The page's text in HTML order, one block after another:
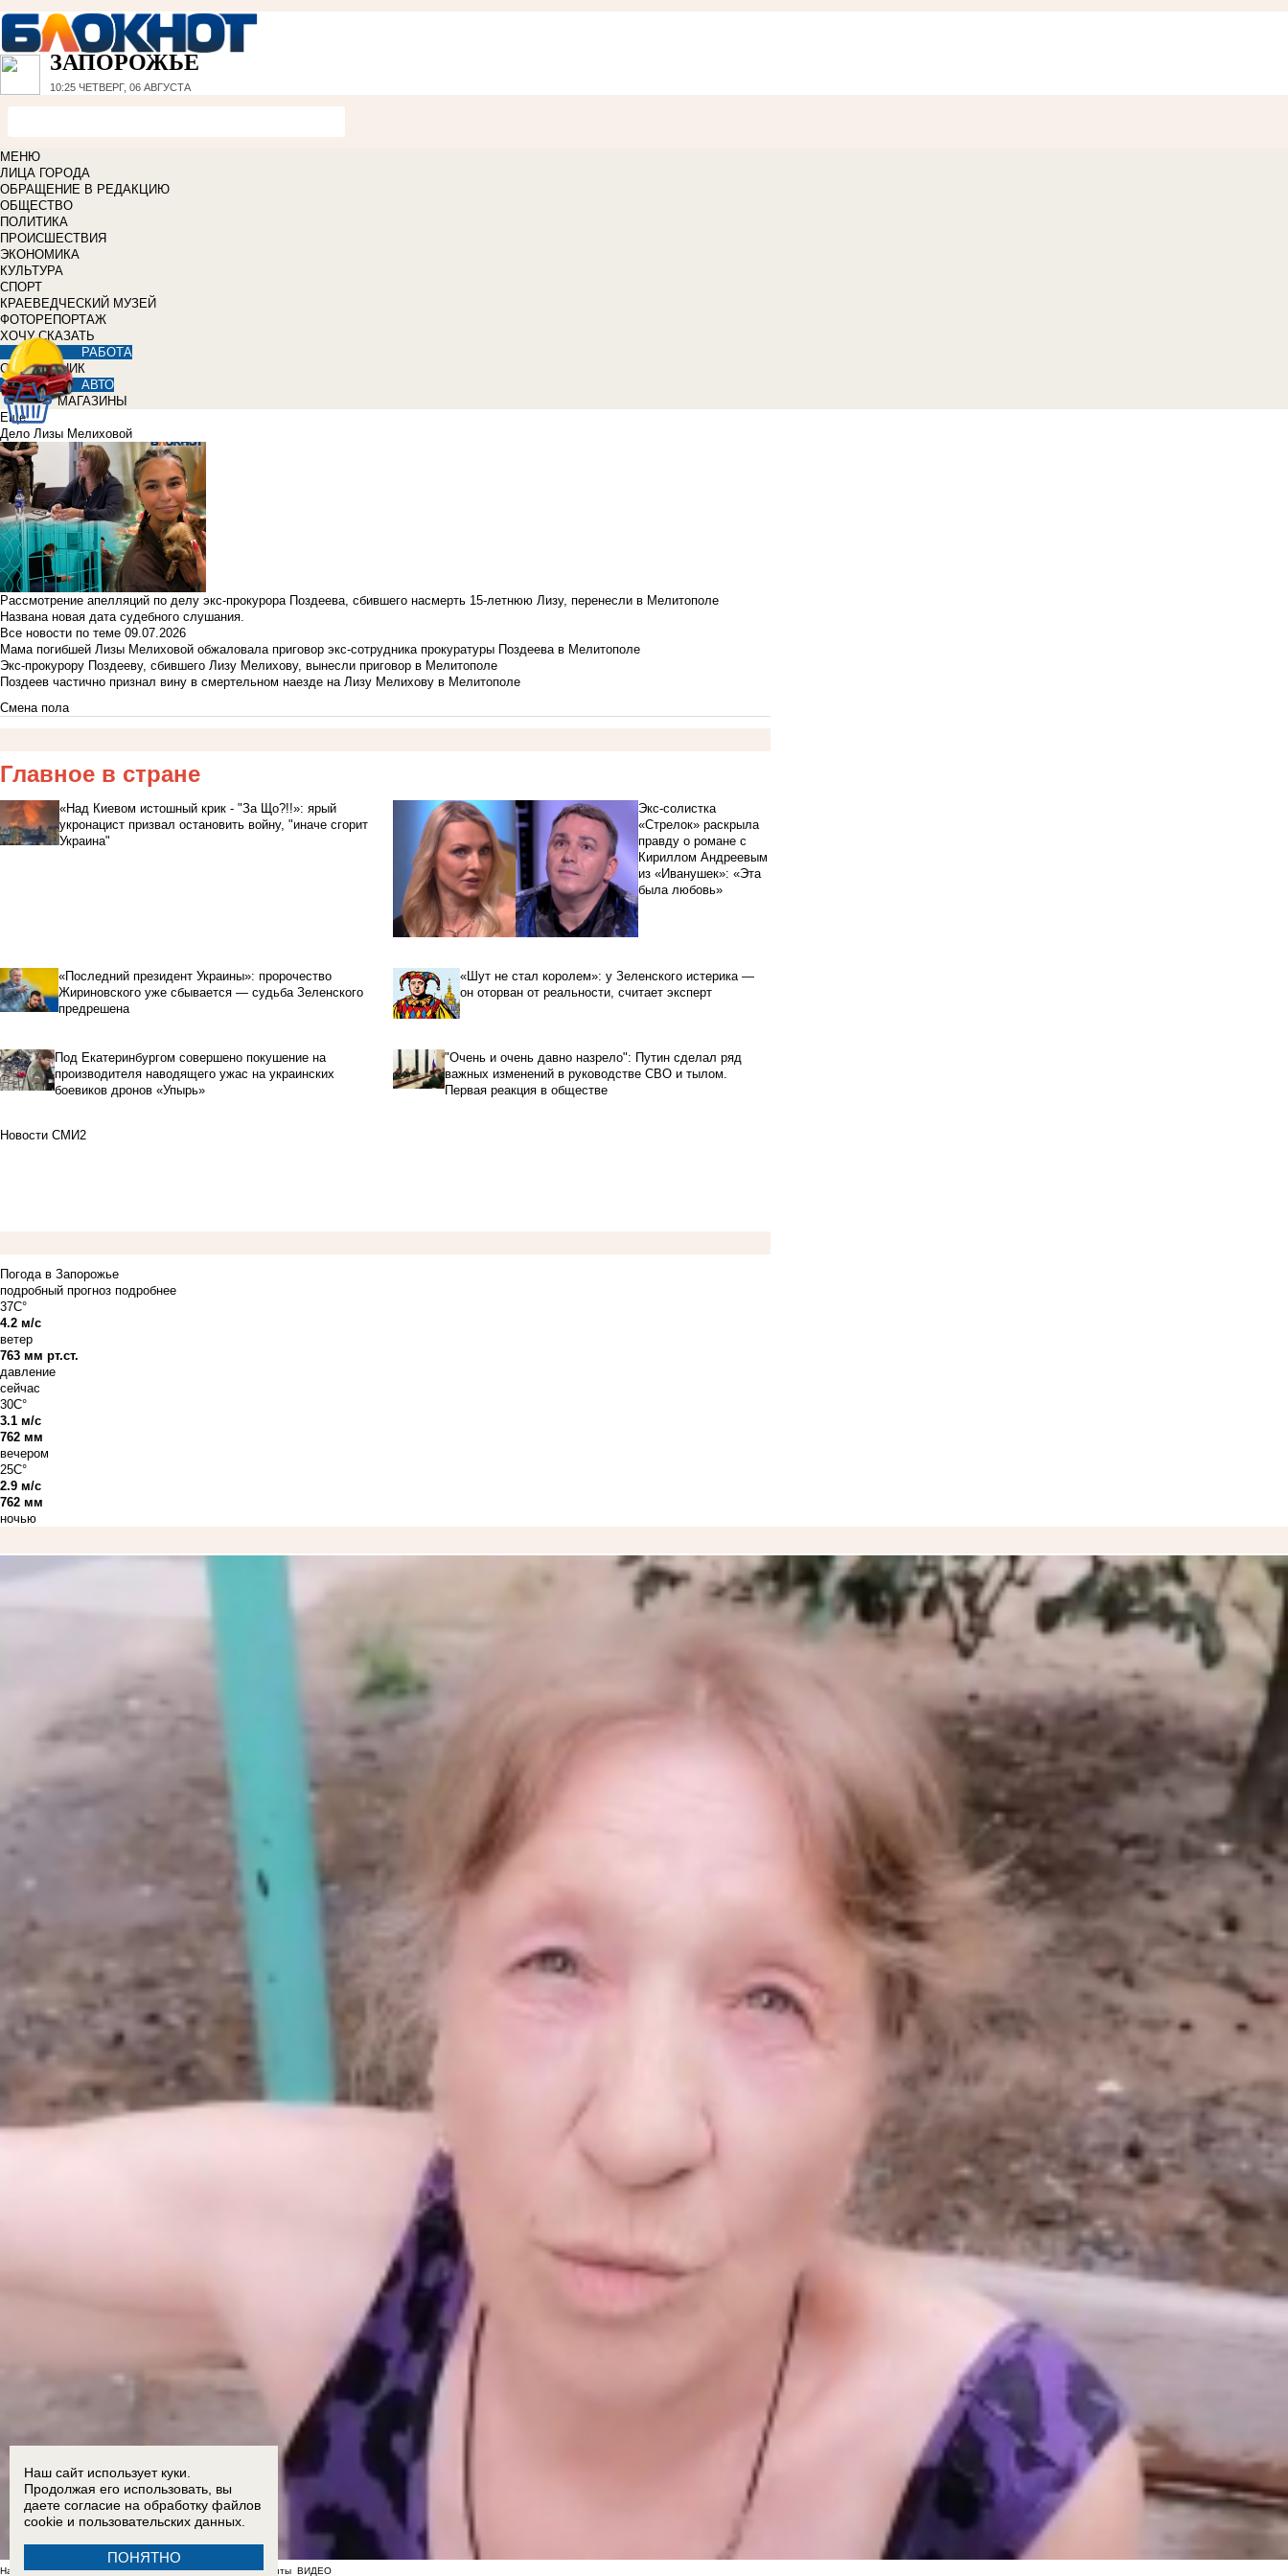
ЗАПОРОЖЬЕ
10:25 ЧЕТВЕРГ, 06 АВГУСТА
МЕНЮ
ЛИЦА ГОРОДА
ОБРАЩЕНИЕ В РЕДАКЦИЮ
ОБЩЕСТВО
ПОЛИТИКА
ПРОИСШЕСТВИЯ
ЭКОНОМИКА
КУЛЬТУРА
СПОРТ
КРАЕВЕДЧЕСКИЙ МУЗЕЙ
ФОТОРЕПОРТАЖ
ХОЧУ СКАЗАТЬ
РАБОТА
СПРАВОЧНИК
АВТО
МАГАЗИНЫ
Еще
Дело Лизы Мелиховой
Рассмотрение апелляций по делу экс-прокурора Поздеева, сбившего насмерть 15-летнюю Лизу, перенесли в Мелитополе
Названа новая дата судебного слушания.
Все новости по теме 09.07.2026
Мама погибшей Лизы Мелиховой обжаловала приговор экс-сотрудника прокуратуры Поздеева в Мелитополе
Экс-прокурору Поздееву, сбившего Лизу Мелихову, вынесли приговор в Мелитополе
Поздеев частично признал вину в смертельном наезде на Лизу Мелихову в Мелитополе
Смена пола
Главное в стране
«Над Киевом истошный крик - "За Що?!!»: ярый
укронацист призвал остановить войну, "иначе сгорит
Украина"
Экс-солистка
«Стрелок» раскрыла
правду о романе с
Кириллом Андреевым
из «Иванушек»: «Эта
была любовь»
«Последний президент Украины»: пророчество
Жириновского уже сбывается — судьба Зеленского
предрешена
«Шут не стал королем»: у Зеленского истерика —
он оторван от реальности, считает эксперт
Под Екатеринбургом совершено покушение на
производителя наводящего ужас на украинских
боевиков дронов «Упырь»
"Очень и очень давно назрело": Путин сделал ряд
важных изменений в руководстве СВО и тылом.
Первая реакция в обществе
Новости СМИ2
Погода в Запорожье
подробный прогноз подробнее
37C°
4.2 м/с
ветер
763 мм рт.ст.
давление
сейчас
30C°
3.1 м/с
762 мм
вечером
25C°
2.9 м/с
762 мм
ночью
На фоне отсутствия воды в Мелитополе появились спекулянты ВИДЕО
Наш сайт использует куки.
Продолжая его использовать, вы
даете согласие на обработку файлов
cookie и пользовательских данных.
ПОНЯТНО